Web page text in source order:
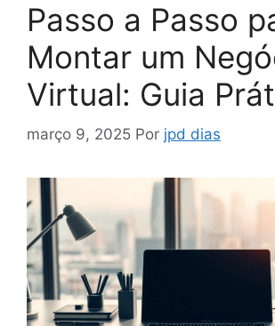
Passo a Passo
Montar um
Virtual: Guia
março 9, 2025 Por jpd dias